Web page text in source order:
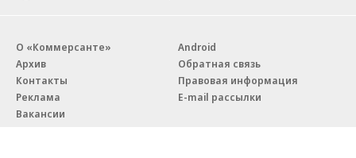
О «Коммерсанте»
Архив
Контакты
Реклама
Вакансии
Android
Обратная связь
Правовая информация
E-mail рассылки